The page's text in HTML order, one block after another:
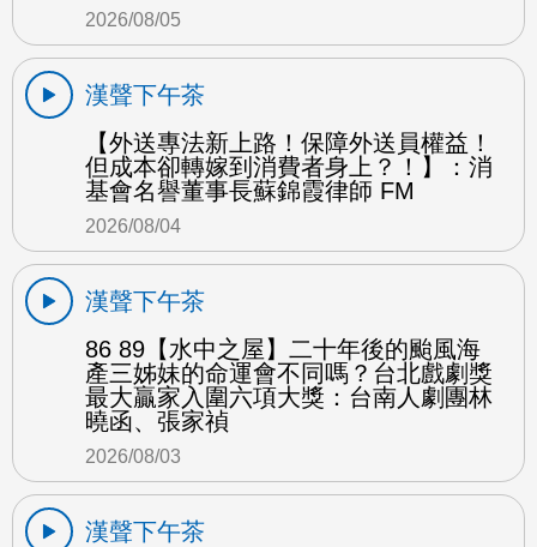
2026/08/05
漢聲下午茶
【外送專法新上路！保障外送員權益！
但成本卻轉嫁到消費者身上？！】：消
基會名譽董事長蘇錦霞律師 FM
2026/08/04
漢聲下午茶
86 89【水中之屋】二十年後的颱風海
產三姊妹的命運會不同嗎？台北戲劇獎
最大贏家入圍六項大獎：台南人劇團林
曉函、張家禎
2026/08/03
漢聲下午茶